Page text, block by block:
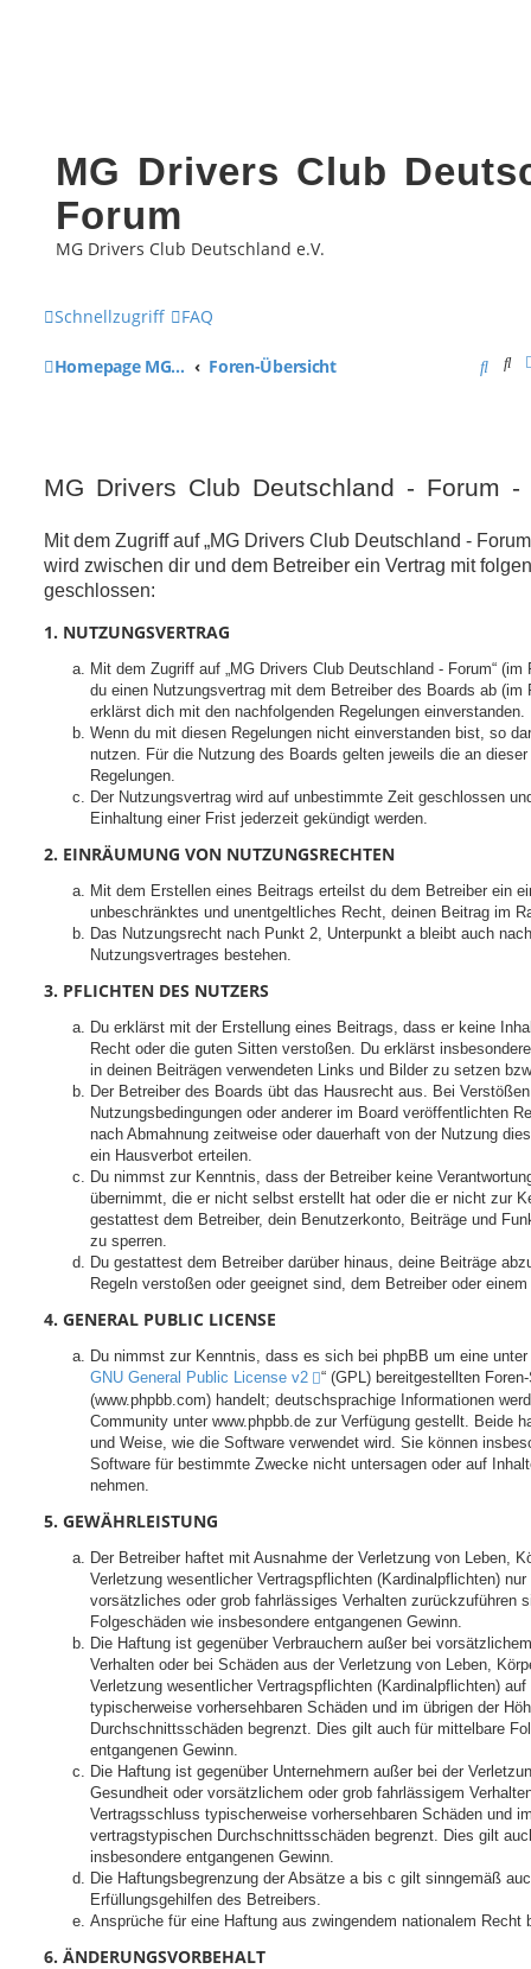
MG Drivers Club
Forum
MG Drivers Club Deutschland e.V.
Schnellzugriff FAQ
Homepage MG Drivers Club Deutschland Foren-Übersicht
S
MG Drivers Club Deutschland - Forum -
Mit dem Zugriff auf „MG Drivers Club Deutschland -
wird zwischen dir und dem Betreiber ein Vertrag mit
geschlossen:
1. NUTZUNGSVERTRAG
Mit dem Zugriff auf „MG Drivers Club Deutschland - Forum“ (im
du einen Nutzungsvertrag mit dem Betreiber des Boards ab (im
erklärst dich mit den nachfolgenden Regelungen einverstanden.
Wenn du mit diesen Regelungen nicht einverstanden bist, so
nutzen. Für die Nutzung des Boards gelten jeweils die an
Regelungen.
Der Nutzungsvertrag wird auf unbestimmte Zeit geschlossen
Einhaltung einer Frist jederzeit gekündigt werden.
2. EINRÄUMUNG VON NUTZUNGSRECHTEN
Mit dem Erstellen eines Beitrags erteilst du dem Betreiber ein
unbeschränktes und unentgeltliches Recht, deinen Beitrag im
Das Nutzungsrecht nach Punkt 2, Unterpunkt a bleibt auch
Nutzungsvertrages bestehen.
3. PFLICHTEN DES NUTZERS
Du erklärst mit der Erstellung eines Beitrags, dass er keine
Recht oder die guten Sitten verstoßen. Du erklärst
in deinen Beiträgen verwendeten Links und Bilder zu setzen
Der Betreiber des Boards übt das Hausrecht aus. Bei
Nutzungsbedingungen oder anderer im Board veröffentlichten
nach Abmahnung zeitweise oder dauerhaft von der Nutzung
ein Hausverbot erteilen.
Du nimmst zur Kenntnis, dass der Betreiber keine
übernimmt, die er nicht selbst erstellt hat oder die er nicht zur
gestattest dem Betreiber, dein Benutzerkonto, Beiträge und
zu sperren.
Du gestattest dem Betreiber darüber hinaus, deine Beiträge
Regeln verstoßen oder geeignet sind, dem Betreiber oder
4. GENERAL PUBLIC LICENSE
Du nimmst zur Kenntnis, dass es sich bei phpBB um eine unter
GNU General Public License v2
“ (GPL) bereitgestellten
(www.phpbb.com) handelt; deutschsprachige Informationen
Community unter www.phpbb.de zur Verfügung gestellt. Beide
und Weise, wie die Software verwendet wird. Sie können
Software für bestimmte Zwecke nicht untersagen oder auf
nehmen.
5. GEWÄHRLEISTUNG
Der Betreiber haftet mit Ausnahme der Verletzung von Leben,
Verletzung wesentlicher Vertragspflichten (Kardinalpflichten)
vorsätzliches oder grob fahrlässiges Verhalten zurückzuführen
Folgeschäden wie insbesondere entgangenen Gewinn.
Die Haftung ist gegenüber Verbrauchern außer bei
Verhalten oder bei Schäden aus der Verletzung von Leben,
Verletzung wesentlicher Vertragspflichten (Kardinalpflichten)
typischerweise vorhersehbaren Schäden und im übrigen der
Durchschnittsschäden begrenzt. Dies gilt auch für mittelbare
entgangenen Gewinn.
Die Haftung ist gegenüber Unternehmern außer bei der
Gesundheit oder vorsätzlichem oder grob fahrlässigem
Vertragsschluss typischerweise vorhersehbaren Schäden und
vertragstypischen Durchschnittsschäden begrenzt. Dies gilt
insbesondere entgangenen Gewinn.
Die Haftungsbegrenzung der Absätze a bis c gilt sinngemäß
Erfüllungsgehilfen des Betreibers.
Ansprüche für eine Haftung aus zwingendem nationalem Recht
6. ÄNDERUNGSVORBEHALT